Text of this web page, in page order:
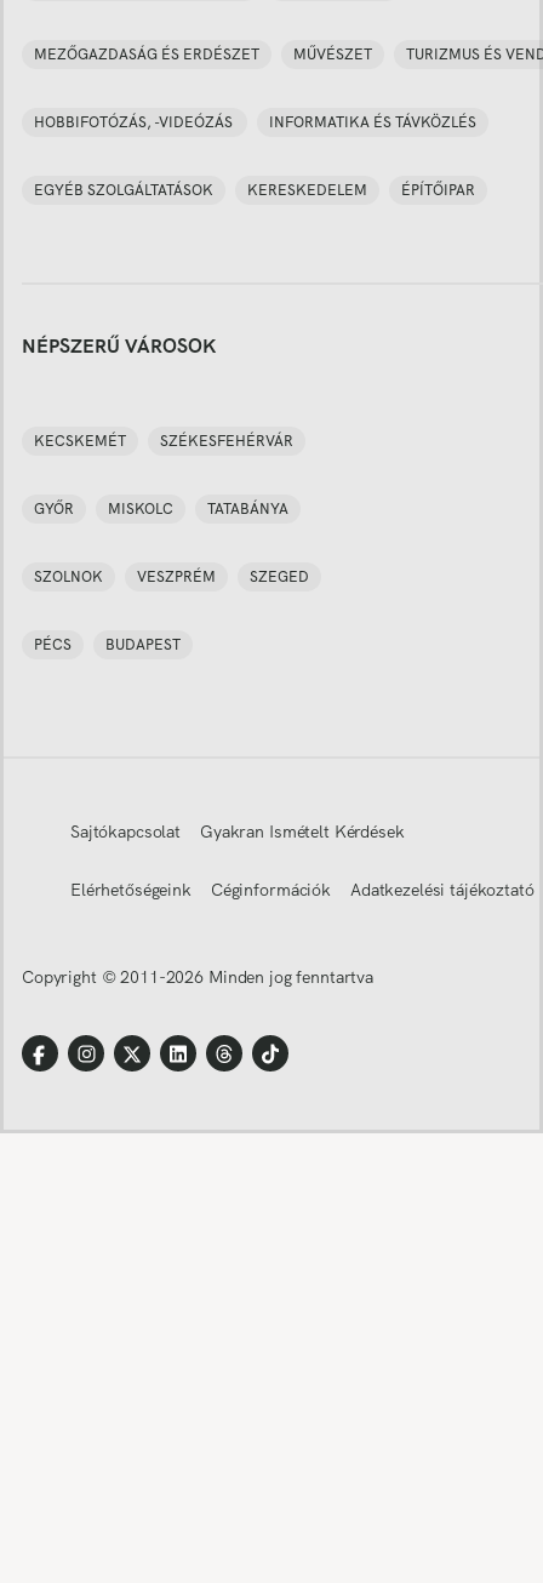
MEZŐGAZDASÁG ÉS ERDÉSZET MŰVÉSZET TURIZMUS ÉS
HOBBIFOTÓZÁS, -VIDEÓZÁS INFORMATIKA ÉS TÁVKÖZLÉS
EGYÉB SZOLGÁLTATÁSOK KERESKEDELEM ÉPÍTŐIPAR
NÉPSZERŰ VÁROSOK
KECSKEMÉT SZÉKESFEHÉRVÁR
GYŐR MISKOLC TATABÁNYA
SZOLNOK VESZPRÉM SZEGED
PÉCS BUDAPEST
Sajtókapcsolat Gyakran Ismételt Kérdések
Elérhetőségeink Céginformációk Adatkezelési tájékoztató
Copyright © 2011-2026 Minden jog fenntartva